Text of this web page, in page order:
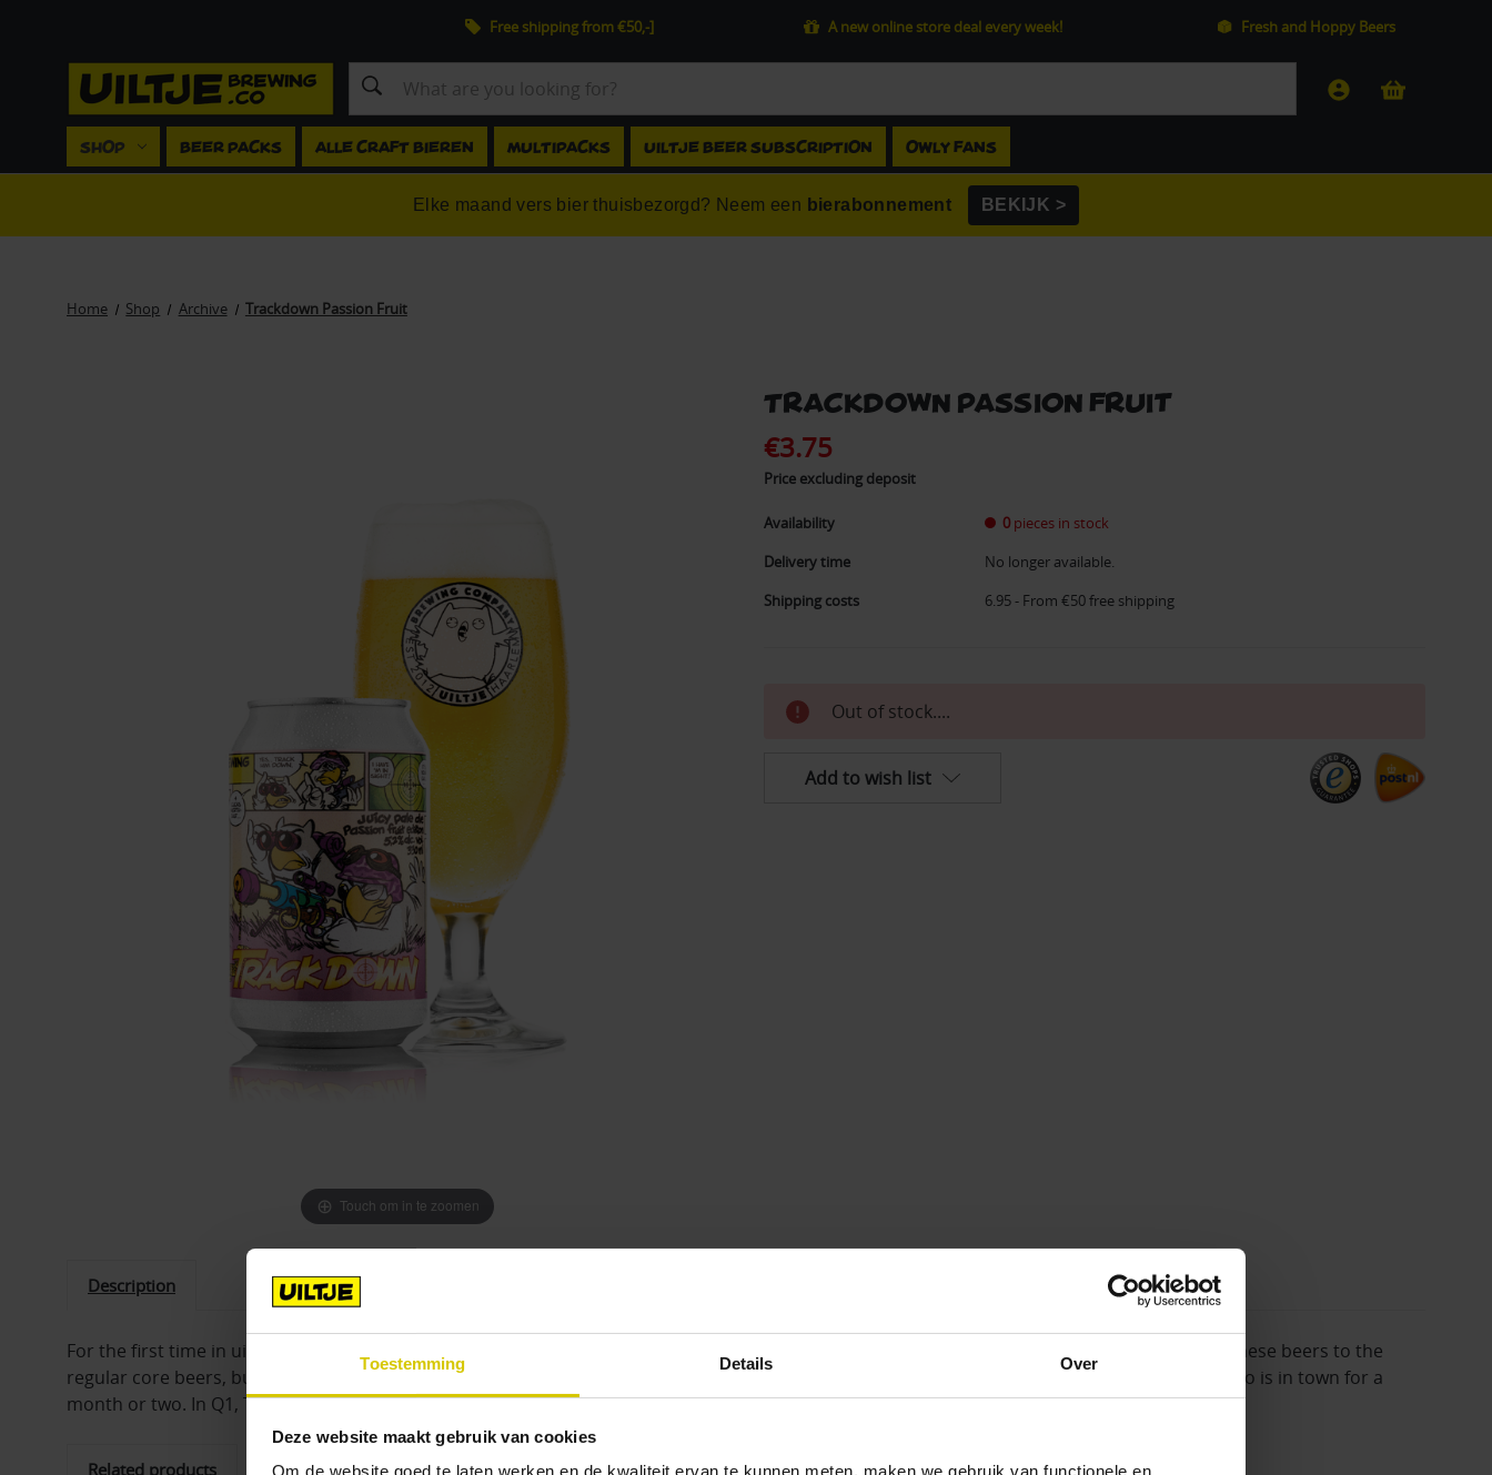
Toestemming Details Over
Deze website maakt gebruik van cookies
Free shipping from €50,-] A new online store deal every week! Fresh and Hoppy Beers
Search
SHOP BEER PACKS ALLE CRAFT BIEREN MULTIPACKS UILTJE BEER SUBSCRIPTION OWLY FANS
Elke maand vers bier thuisbezorgd? Neem een bierabonnement BEKIJK >
Home Shop Archive Trackdown Passion Fruit
Touch om in te zoomen
Trackdown Passion Fruit
€3.75
Price excluding deposit
Availability 0pieces in stock
Delivery time
No longer available.
Shipping costs
6.95 - From €50 free shipping
stock:
Out of stock....
Add to wish list
Description
For the first time in uiltje, we're heading into a new part of our world: we're introducing the More from the core series. Some may compare these beers to the
regular core beers, but they are far from the same! These core beers with a twist are more like a funky cousin from a far, far away country who is in town for a
month or two. In Q1, Trackdown's passion fruit cousin comes along, and he's here to blow your socks off!
Related products